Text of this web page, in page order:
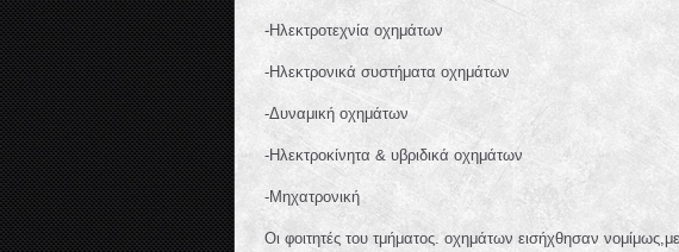
-Ηλεκτροτεχνία οχημάτων
-Ηλεκτρονικά συστήματα οχημάτων
-Δυναμική οχημάτων
-Ηλεκτροκίνητα & υβριδικά οχημάτων
-Μηχατρονική
Οι φοιτητές του τμήματος. οχημάτων εισήχθησαν